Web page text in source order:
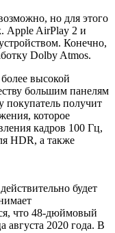
но для этого
Apple AirPlay 2 и
Конечно,
Dolby Atmos.
высокой
большим панелям
получит
которое
кадров 100 Гц,
HDR, а также
будет
что 48-дюймовый
августа 2020 года. В